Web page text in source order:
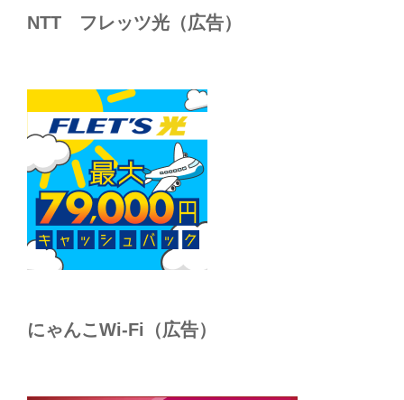
NTT フレッツ光（広告）
にゃんこWi-Fi（広告）